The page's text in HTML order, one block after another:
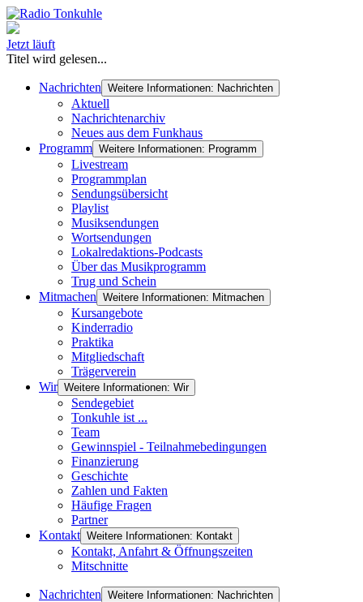
Jetzt läuft
Titel wird gelesen...
Nachrichten Weitere Informationen: Nachrichten
Aktuell
Nachrichtenarchiv
Neues aus dem Funkhaus
Programm Weitere Informationen: Programm
Livestream
Programmplan
Sendungsübersicht
Playlist
Musiksendungen
Wortsendungen
Lokalredaktions-Podcasts
Über das Musikprogramm
Trug und Schein
Mitmachen Weitere Informationen: Mitmachen
Kursangebote
Kinderradio
Praktika
Mitgliedschaft
Trägerverein
Wir Weitere Informationen: Wir
Sendegebiet
Tonkuhle ist ...
Team
Gewinnspiel - Teilnahmebedingungen
Finanzierung
Geschichte
Zahlen und Fakten
Häufige Fragen
Partner
Kontakt Weitere Informationen: Kontakt
Kontakt, Anfahrt & Öffnungszeiten
Mitschnitte
Nachrichten Weitere Informationen: Nachrichten